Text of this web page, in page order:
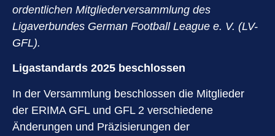
ordentlichen Mitgliederversammlung des
Ligaverbundes German Football League e. V. (LV-
GFL).
Ligastandards 2025 beschlossen
In der Versammlung beschlossen die Mitglieder
der ERIMA GFL und GFL 2 verschiedene
Änderungen und Präzisierungen der